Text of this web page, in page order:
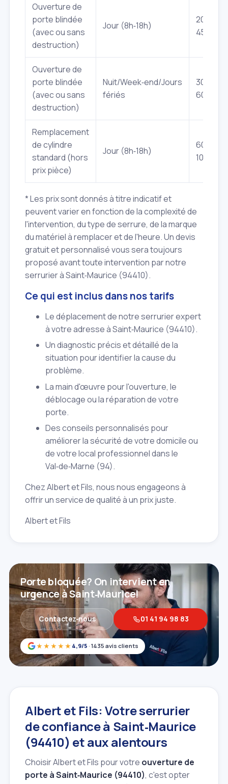
Ouverture de
porte blindée
(avec ou sans
destruction)
Jour (8h‑18h)
200€ -
450€
Ouverture de
porte blindée
(avec ou sans
destruction)
Nuit/Week‑end/Jours
fériés
300€ -
600€
Remplacement
de cylindre
standard (hors
prix pièce)
Jour (8h‑18h)
60€ -
100€
* Les prix sont donnés à titre indicatif et
peuvent varier en fonction de la complexité de
l'intervention, du type de serrure, de la marque
du matériel à remplacer et de l'heure. Un devis
gratuit et personnalisé vous sera toujours
proposé avant toute intervention par notre
serrurier à Saint‑Maurice (94410).
Ce qui est inclus dans nos tarifs
Le déplacement de notre serrurier expert
à votre adresse à Saint‑Maurice (94410).
Un diagnostic précis et détaillé de la
situation pour identifier la cause du
problème.
La main d'œuvre pour l'ouverture, le
déblocage ou la réparation de votre
porte.
Des conseils personnalisés pour
améliorer la sécurité de votre domicile ou
de votre local professionnel dans le
Val‑de‑Marne (94).
Chez Albert et Fils, nous nous engageons à
offrir un service de qualité à un prix juste.
Albert et Fils
★★★★★ 4,9/5 · 1435 avis clients
Porte bloquée? On intervient en
urgence à Saint‑Maurice!
Contactez‑nous 01 41 94 98 83
Albert et Fils: Votre serrurier
de confiance à Saint‑Maurice
(94410) et aux alentours
Choisir Albert et Fils pour votre ouverture de
porte à Saint‑Maurice (94410), c'est opter